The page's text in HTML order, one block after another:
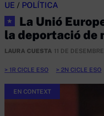
UE / POLÍTICA
★
La Unió
la deportació de
LAURA CUESTA 11 DE
1R CICLE ESO 2N CICLE ESO
EN CONTEXT